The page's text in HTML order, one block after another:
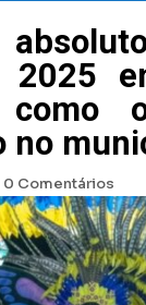
2025
como
no
0 Comentários